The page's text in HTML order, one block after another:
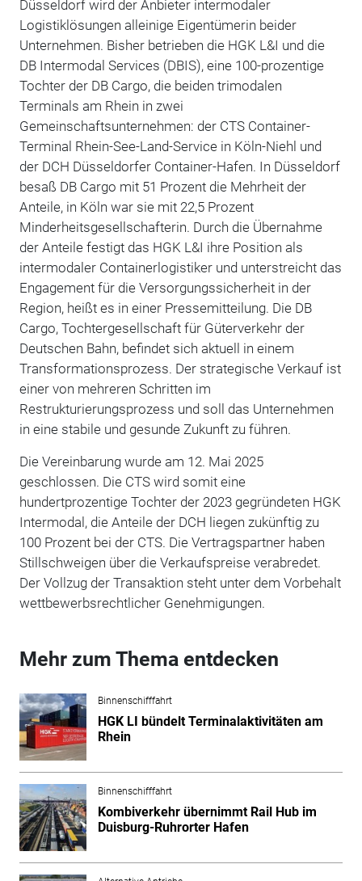
Düsseldorf wird der Anbieter intermodaler
Logistiklösungen alleinige Eigentümerin beider
Unternehmen. Bisher betrieben die HGK L&I und die
DB Intermodal Services (DBIS), eine 100-prozentige
Tochter der DB Cargo, die beiden trimodalen
Terminals am Rhein in zwei
Gemeinschaftsunternehmen: der CTS Container-
Terminal Rhein-See-Land-Service in Köln-Niehl und
der DCH Düsseldorfer Container-Hafen. In Düsseldorf
besaß DB Cargo mit 51 Prozent die Mehrheit der
Anteile, in Köln war sie mit 22,5 Prozent
Minderheitsgesellschafterin. Durch die Übernahme
der Anteile festigt das HGK L&I ihre Position als
intermodaler Containerlogistiker und unterstreicht das
Engagement für die Versorgungssicherheit in der
Region, heißt es in einer Pressemitteilung. Die DB
Cargo, Tochtergesellschaft für Güterverkehr der
Deutschen Bahn, befindet sich aktuell in einem
Transformationsprozess. Der strategische Verkauf ist
einer von mehreren Schritten im
Restrukturierungsprozess und soll das Unternehmen
in eine stabile und gesunde Zukunft zu führen.
Die Vereinbarung wurde am 12. Mai 2025
geschlossen. Die CTS wird somit eine
hundertprozentige Tochter der 2023 gegründeten HGK
Intermodal, die Anteile der DCH liegen zukünftig zu
100 Prozent bei der CTS. Die Vertragspartner haben
Stillschweigen über die Verkaufspreise verabredet.
Der Vollzug der Transaktion steht unter dem Vorbehalt
wettbewerbsrechtlicher Genehmigungen.
Mehr zum Thema entdecken
Binnenschifffahrt
HGK LI bündelt Terminalaktivitäten am
Rhein
Binnenschifffahrt
Kombiverkehr übernimmt Rail Hub im
Duisburg-Ruhrorter Hafen